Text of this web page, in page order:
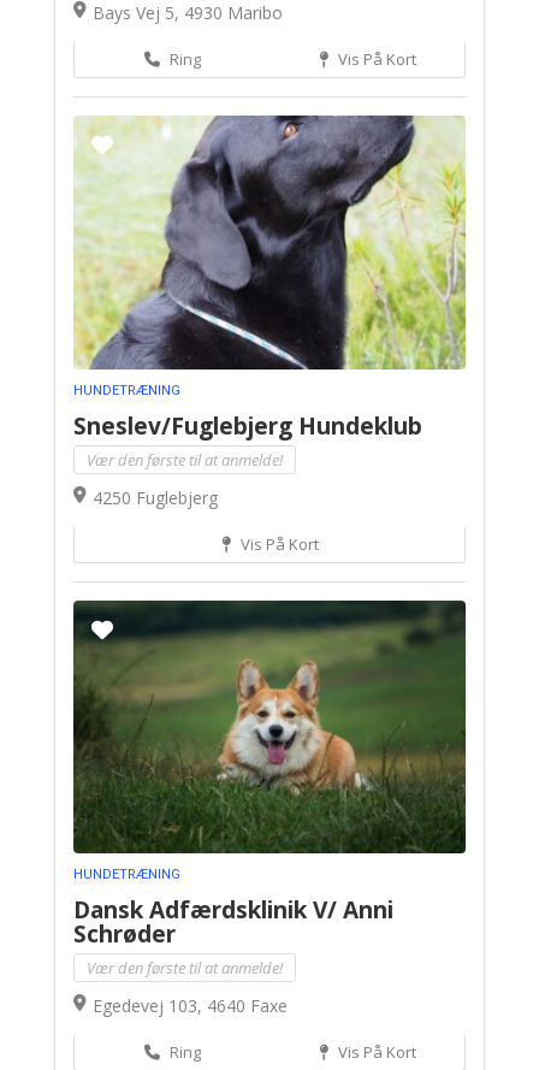
Bays Vej 5, 4930 Maribo
Ring Vis På Kort
HUNDETRÆNING
Sneslev/Fuglebjerg Hundeklub
Vær den første til at anmelde!
4250 Fuglebjerg
Vis På Kort
HUNDETRÆNING
Dansk Adfærdsklinik V/ Anni
Schrøder
Vær den første til at anmelde!
Egedevej 103, 4640 Faxe
Ring Vis På Kort